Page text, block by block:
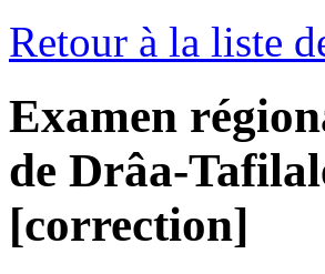
Retour à la liste
Examen
de Drâa-
[correction]